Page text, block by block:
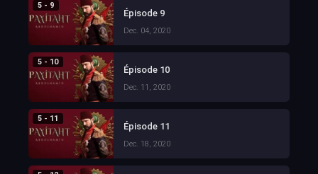
5 - 9
Épisode 9
Dec. 04, 2020
5 - 10
Épisode 10
Dec. 11, 2020
5 - 11
Épisode 11
Dec. 18, 2020